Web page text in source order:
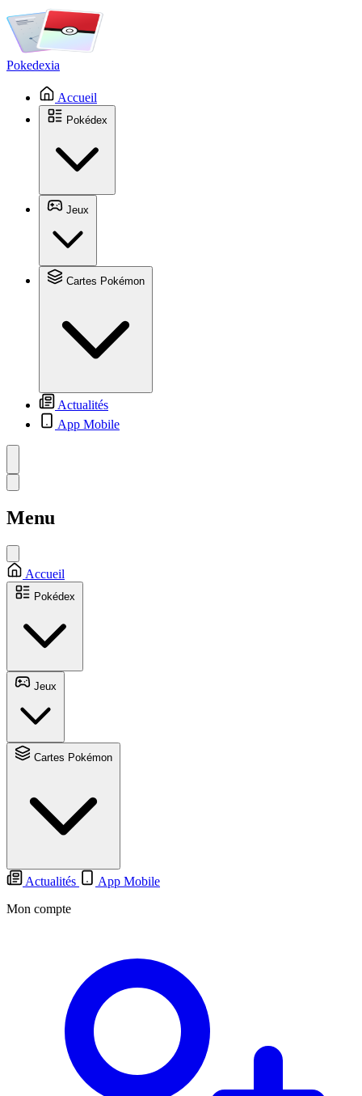
Pokedexia
Accueil
Actualités
App Mobile
Menu
Accueil
Actualités
App Mobile
Mon compte